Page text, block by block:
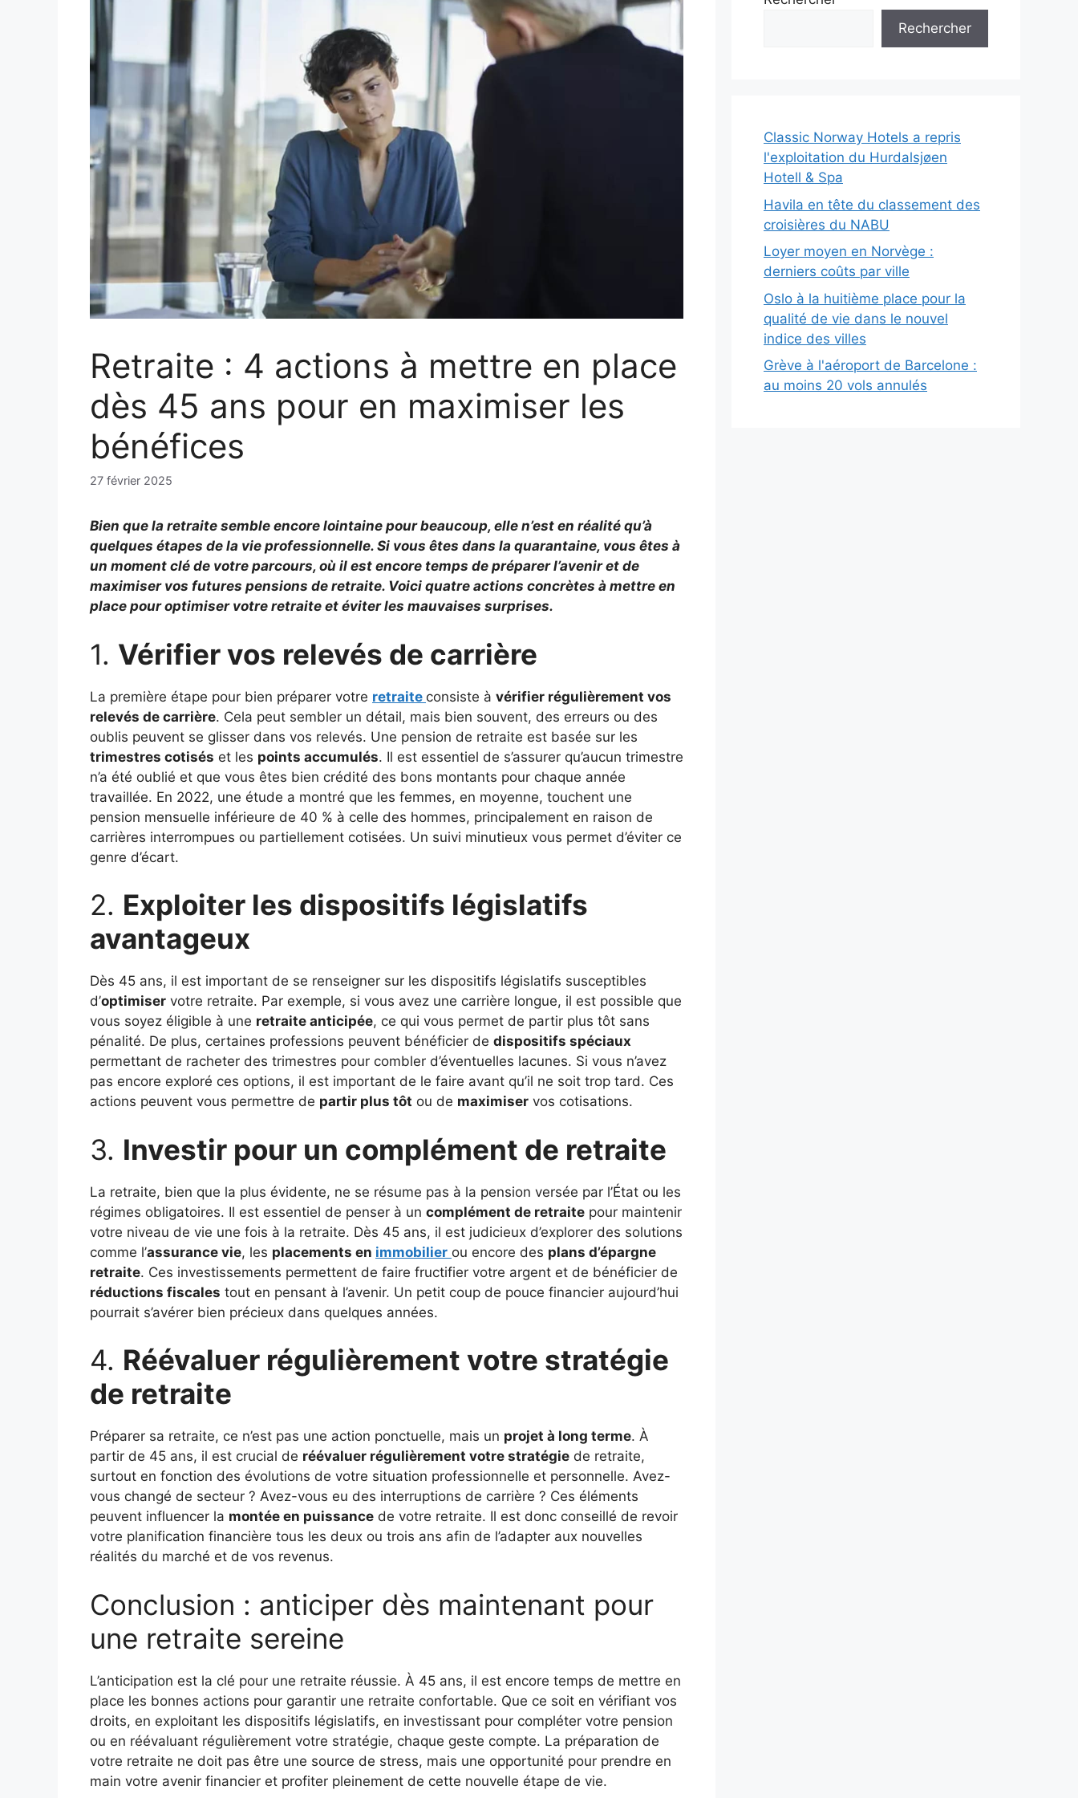
Retraite : 4 actions à mettre en place
dès 45 ans pour en maximiser les
bénéfices
27 février 2025
Bien que la retraite semble encore lointaine pour beaucoup, elle n’est en réalité qu’à
quelques étapes de la vie professionnelle. Si vous êtes dans la quarantaine, vous êtes à
un moment clé de votre parcours, où il est encore temps de préparer l’avenir et de
maximiser vos futures pensions de retraite. Voici quatre actions concrètes à mettre en
place pour optimiser votre retraite et éviter les mauvaises surprises.
1. Vérifier vos relevés de carrière
La première étape pour bien préparer votre retraite consiste à vérifier régulièrement vos
relevés de carrière. Cela peut sembler un détail, mais bien souvent, des erreurs ou des
oublis peuvent se glisser dans vos relevés. Une pension de retraite est basée sur les
trimestres cotisés et les points accumulés. Il est essentiel de s’assurer qu’aucun trimestre
n’a été oublié et que vous êtes bien crédité des bons montants pour chaque année
travaillée. En 2022, une étude a montré que les femmes, en moyenne, touchent une
pension mensuelle inférieure de 40 % à celle des hommes, principalement en raison de
carrières interrompues ou partiellement cotisées. Un suivi minutieux vous permet d’éviter ce
genre d’écart.
2. Exploiter les dispositifs législatifs
avantageux
Dès 45 ans, il est important de se renseigner sur les dispositifs législatifs susceptibles
d’optimiser votre retraite. Par exemple, si vous avez une carrière longue, il est possible que
vous soyez éligible à une retraite anticipée, ce qui vous permet de partir plus tôt sans
pénalité. De plus, certaines professions peuvent bénéficier de dispositifs spéciaux
permettant de racheter des trimestres pour combler d’éventuelles lacunes. Si vous n’avez
pas encore exploré ces options, il est important de le faire avant qu’il ne soit trop tard. Ces
actions peuvent vous permettre de partir plus tôt ou de maximiser vos cotisations.
3. Investir pour un complément de retraite
La retraite, bien que la plus évidente, ne se résume pas à la pension versée par l’État ou les
régimes obligatoires. Il est essentiel de penser à un complément de retraite pour maintenir
votre niveau de vie une fois à la retraite. Dès 45 ans, il est judicieux d’explorer des solutions
comme l’assurance vie, les placements en immobilier ou encore des plans d’épargne
retraite. Ces investissements permettent de faire fructifier votre argent et de bénéficier de
réductions fiscales tout en pensant à l’avenir. Un petit coup de pouce financier aujourd’hui
pourrait s’avérer bien précieux dans quelques années.
4. Réévaluer régulièrement votre stratégie
de retraite
Préparer sa retraite, ce n’est pas une action ponctuelle, mais un projet à long terme. À
partir de 45 ans, il est crucial de réévaluer régulièrement votre stratégie de retraite,
surtout en fonction des évolutions de votre situation professionnelle et personnelle. Avez-
vous changé de secteur ? Avez-vous eu des interruptions de carrière ? Ces éléments
peuvent influencer la montée en puissance de votre retraite. Il est donc conseillé de revoir
votre planification financière tous les deux ou trois ans afin de l’adapter aux nouvelles
réalités du marché et de vos revenus.
Conclusion : anticiper dès maintenant pour
une retraite sereine
L’anticipation est la clé pour une retraite réussie. À 45 ans, il est encore temps de mettre en
place les bonnes actions pour garantir une retraite confortable. Que ce soit en vérifiant vos
droits, en exploitant les dispositifs législatifs, en investissant pour compléter votre pension
ou en réévaluant régulièrement votre stratégie, chaque geste compte. La préparation de
votre retraite ne doit pas être une source de stress, mais une opportunité pour prendre en
main votre avenir financier et profiter pleinement de cette nouvelle étape de vie.
Rechercher
Classic Norway Hotels a repris
l'exploitation du Hurdalsjøen
Hotell & Spa
Havila en tête du classement des
croisières du NABU
Loyer moyen en Norvège :
derniers coûts par ville
Oslo à la huitième place pour la
qualité de vie dans le nouvel
indice des villes
Grève à l'aéroport de Barcelone :
au moins 20 vols annulés